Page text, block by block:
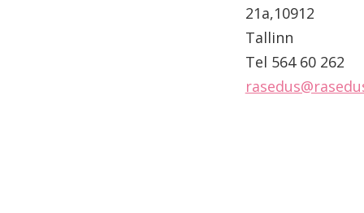
21a,10912
Tallinn
Tel 564 60 262